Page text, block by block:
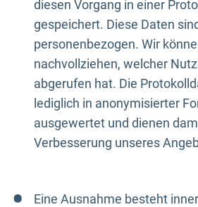
diesen Vorgang in einer
gespeichert. Diese Daten
personenbezogen. Wir
nachvollziehen, welcher
abgerufen hat. Die
lediglich in anonymisierter
ausgewertet und dienen
Verbesserung unseres
Eine Ausnahme besteht